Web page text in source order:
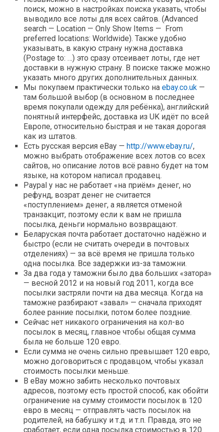
поиск, можно в настройках поиска указать, чтобы
выводило все лоты для всех сайтов. (Advanced
search — Location — Only Show Items — From
preferred locations: Worldwide). Также удобно
указывать, в какую страну нужна доставка
(Postage to: …) это сразу отсеивает лоты, где нет
доставки в нужную страну. В поиске также можно
указать много других дополнительных данных.
Мы покупаем практически только наebay.co.uk —
там большой выбор (в основном в последнее
время покупали одежду для ребёнка), английский
понятный интерфейс, доставка из UK идёт по всей
Европе, относительно быстрая и не такая дорогая
как из штатов.
Есть русская версия eBay —http://www.ebay.ru/,
можно выбрать отображение всех лотов со всех
сайтов, но описание лотов всё равно будет на том
языке, на котором написал продавец.
Paypal у нас не работает «на приём» денег, но
рефунд, возрат денег не считается
«поступлением» денег, а является отменой
транзакцит, поэтому если к вам не пришла
посылка, деньги нормально возвращают.
Беларуская почта работает достаточно надёжно и
быстро (если не считать очереди в почтовых
отделениях) — за всё время не пришла только
одна посылка. Все задержки из-за таможни.
За два года у таможни было два больших «затора»
— весной 2012 и на новый год 2011, когда все
посылки застряли почти на два месяца. Когда на
таможне разбирают «завал» — сначала приходят
более ранние посылки, потом более поздние.
Сейчас нет никакого ограничения на кол-во
посылок в месяц, главное чтобы общая сумма
была не больше 120 евро.
Если сумма не очень сильно превышает 120 евро,
можно договориться с продавцом, чтобы указал
стоимость посылки меньше.
В eBay можно забить несколько почтовых
адресов, поэтому есть простой способ, как обойти
ограничение на сумму стоимости посылок в 120
евро в месяц — отправлять часть посылок на
родителей, на бабушку и т.д. и т.п. Правда, это не
сработает, если одна посылка стоимостью в 120